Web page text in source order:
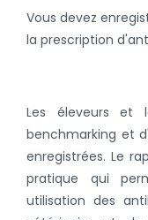
Vous devez
la prescription
Les éleveurs et
benchmarking et
enregistrées. Le
pratique qui
utilisation des